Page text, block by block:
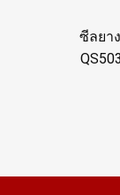
ซีลยา
ใช้งา